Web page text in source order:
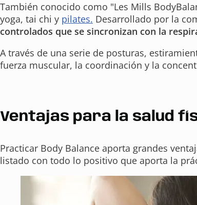
También conocido como "Les Mills
yoga, tai chi y pilates. Desarrollado por la
controlados que se sincronizan con la
A través de una serie de posturas,
fuerza muscular, la coordinación y la
Ventajas para la salud
Practicar Body Balance aporta grandes
listado con todo lo positivo que aporta la